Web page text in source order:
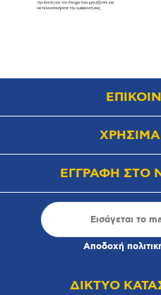
ΧΡΗΣΙΜΑ
ΕΓΓΡΑΦΗ ΣΤΟ
Αποδοχή
ΔΙΚΤΥΟ